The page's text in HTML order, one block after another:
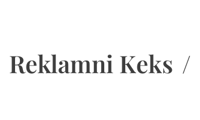
Reklamni Keks /